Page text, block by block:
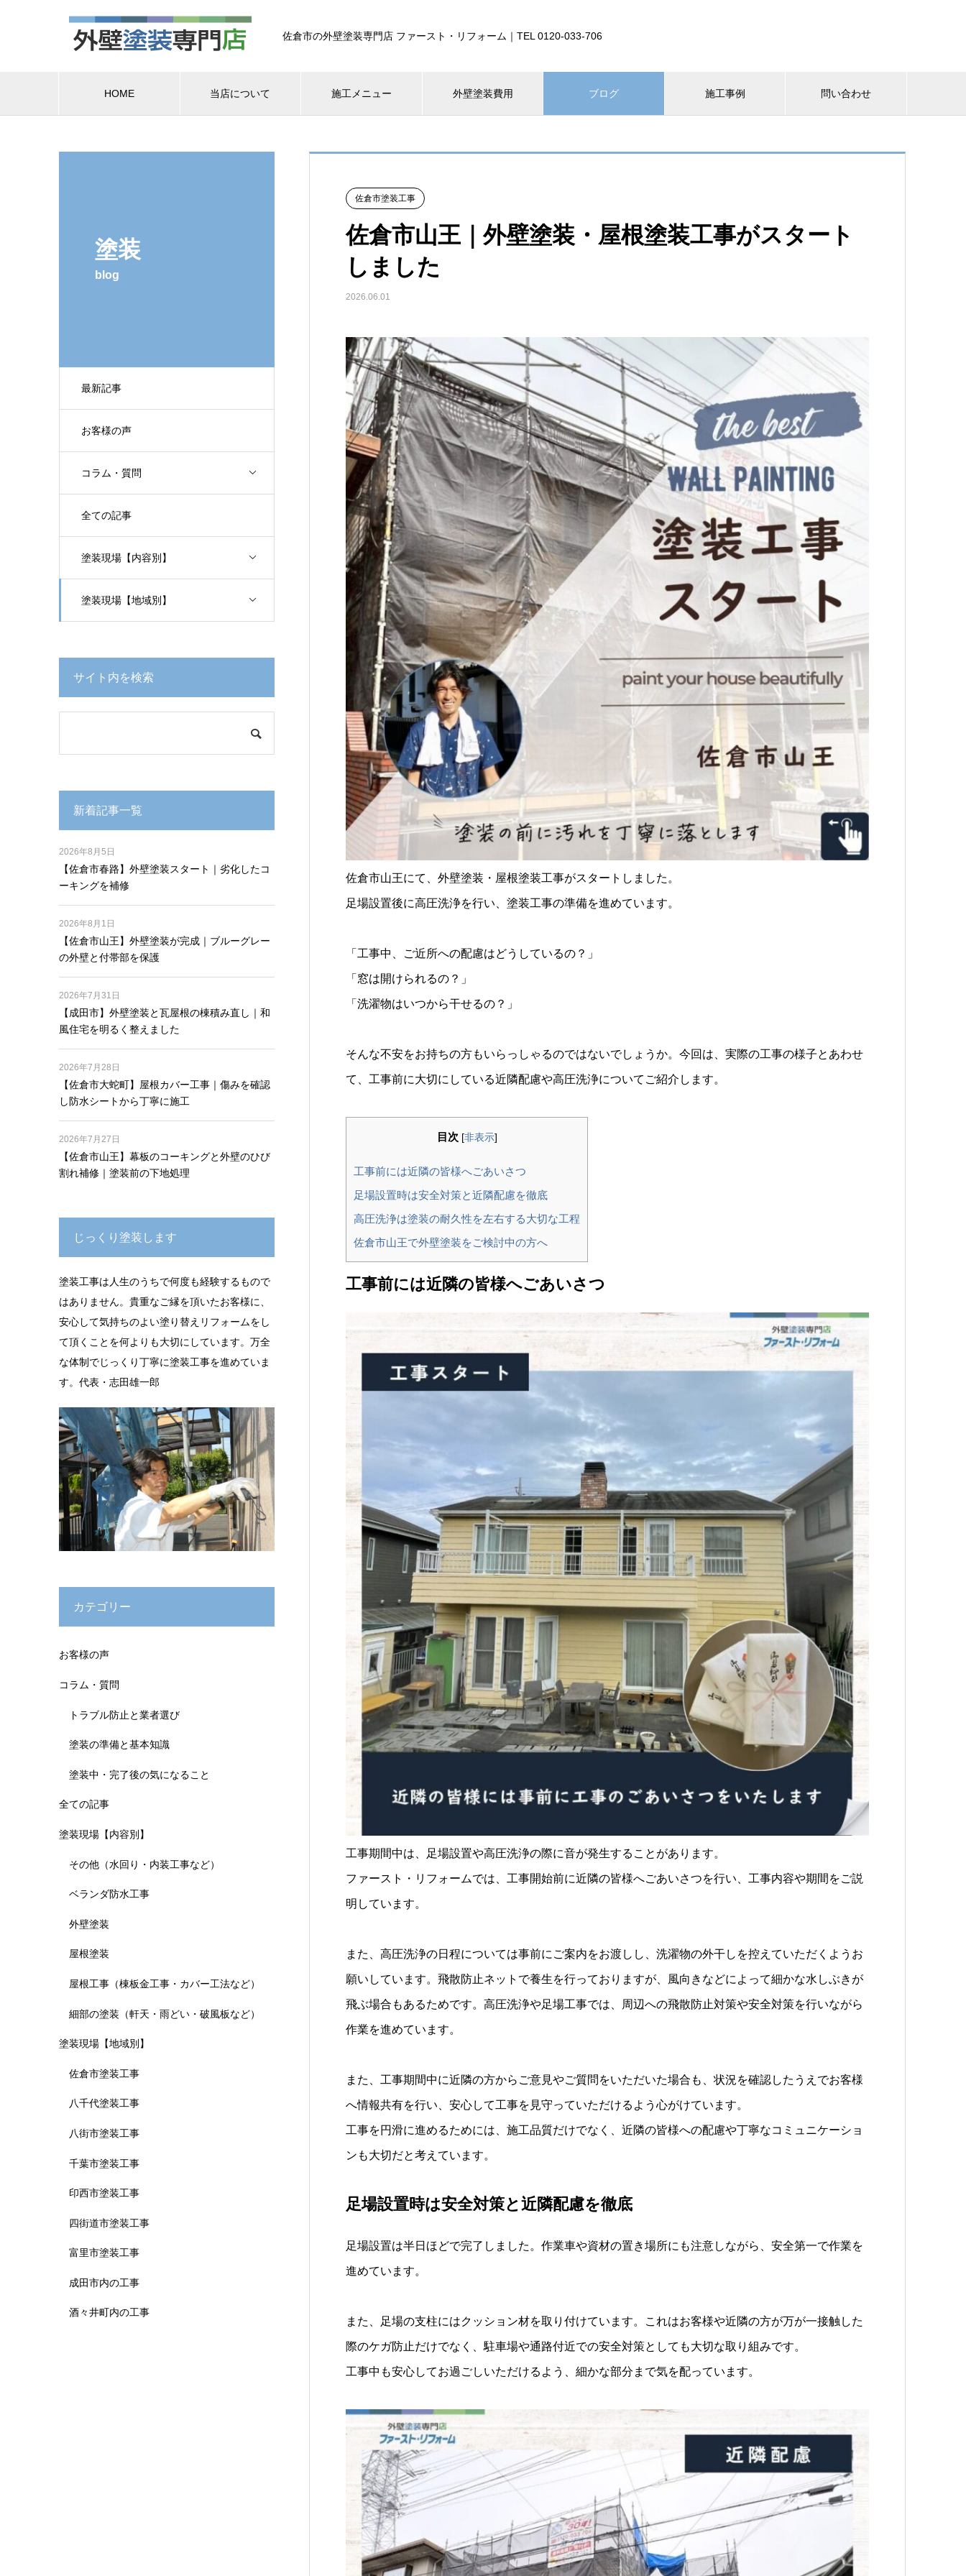
佐倉市の外壁塗装専門店 ファースト・リフォーム｜TEL 0120-033-706
HOME 当店について 施工メニュー 外壁塗装費用 ブログ 施工事例 問い合わせ
塗装
blog
最新記事
お客様の声
コラム・質問
全ての記事
塗装現場【内容別】
塗装現場【地域別】
佐倉市塗装工事
佐倉市山王｜外壁塗装・屋根塗装工事がスタート
しました
2026.06.01
佐倉市山王にて、外壁塗装・屋根塗装工事がスタートしました。
足場設置後に高圧洗浄を行い、塗装工事の準備を進めています。
「工事中、ご近所への配慮はどうしているの？」
「窓は開けられるの？」
「洗濯物はいつから干せるの？」
そんな不安をお持ちの方もいらっしゃるのではないでしょうか。今回は、実際の工事の様子とあわせ
て、工事前に大切にしている近隣配慮や高圧洗浄についてご紹介します。
目次 [非表示]
工事前には近隣の皆様へごあいさつ
足場設置時は安全対策と近隣配慮を徹底
高圧洗浄は塗装の耐久性を左右する大切な工程
佐倉市山王で外壁塗装をご検討中の方へ
工事前には近隣の皆様へごあいさつ
工事期間中は、足場設置や高圧洗浄の際に音が発生することがあります。
ファースト・リフォームでは、工事開始前に近隣の皆様へごあいさつを行い、工事内容や期間をご説
明しています。
また、高圧洗浄の日程については事前にご案内をお渡しし、洗濯物の外干しを控えていただくようお
願いしています。飛散防止ネットで養生を行っておりますが、風向きなどによって細かな水しぶきが
飛ぶ場合もあるためです。高圧洗浄や足場工事では、周辺への飛散防止対策や安全対策を行いながら
作業を進めています。
また、工事期間中に近隣の方からご意見やご質問をいただいた場合も、状況を確認したうえでお客様
へ情報共有を行い、安心して工事を見守っていただけるよう心がけています。
工事を円滑に進めるためには、施工品質だけでなく、近隣の皆様への配慮や丁寧なコミュニケーショ
ンも大切だと考えています。
足場設置時は安全対策と近隣配慮を徹底
足場設置は半日ほどで完了しました。作業車や資材の置き場所にも注意しながら、安全第一で作業を
進めています。
また、足場の支柱にはクッション材を取り付けています。これはお客様や近隣の方が万が一接触した
際のケガ防止だけでなく、駐車場や通路付近での安全対策としても大切な取り組みです。
工事中も安心してお過ごしいただけるよう、細かな部分まで気を配っています。
サイト内を検索
新着記事一覧
【佐倉市春路】外壁塗装スタート｜劣化したコ
ーキングを補修
2026年8月5日
【佐倉市山王】外壁塗装が完成｜ブルーグレー
の外壁と付帯部を保護
2026年8月1日
【成田市】外壁塗装と瓦屋根の棟積み直し｜和
風住宅を明るく整えました
2026年7月31日
【佐倉市大蛇町】屋根カバー工事｜傷みを確認
し防水シートから丁寧に施工
2026年7月28日
【佐倉市山王】幕板のコーキングと外壁のひび
割れ補修｜塗装前の下地処理
2026年7月27日
じっくり塗装します
塗装工事は人生のうちで何度も経験するもので
はありません。貴重なご縁を頂いたお客様に、
安心して気持ちのよい塗り替えリフォームをし
て頂くことを何よりも大切にしています。万全
な体制でじっくり丁寧に塗装工事を進めていま
す。代表・志田雄一郎
カテゴリー
お客様の声
コラム・質問
トラブル防止と業者選び
塗装の準備と基本知識
塗装中・完了後の気になること
全ての記事
塗装現場【内容別】
その他（水回り・内装工事など）
ベランダ防水工事
外壁塗装
屋根塗装
屋根工事（棟板金工事・カバー工法など）
細部の塗装（軒天・雨どい・破風板など）
塗装現場【地域別】
佐倉市塗装工事
八千代塗装工事
八街市塗装工事
千葉市塗装工事
印西市塗装工事
四街道市塗装工事
富里市塗装工事
成田市内の工事
酒々井町内の工事